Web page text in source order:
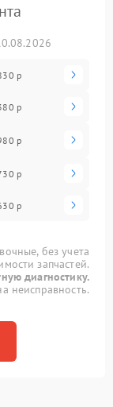
р
р
р
р
р
без учета
запчастей.
диагностику.
неисправность.